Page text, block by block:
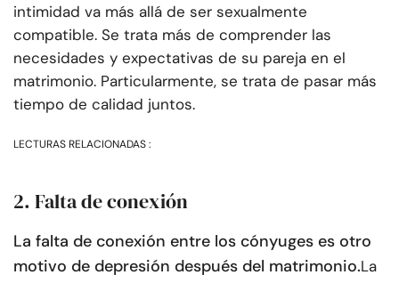
intimidad va más allá de ser sexualmente
compatible. Se trata más de comprender las
necesidades y expectativas de su pareja en el
matrimonio. Particularmente, se trata de pasar más
tiempo de calidad juntos.
LECTURAS RELACIONADAS :
2. Falta de conexión
La falta de conexión entre los cónyuges es otro
motivo de depresión después del matrimonio.La